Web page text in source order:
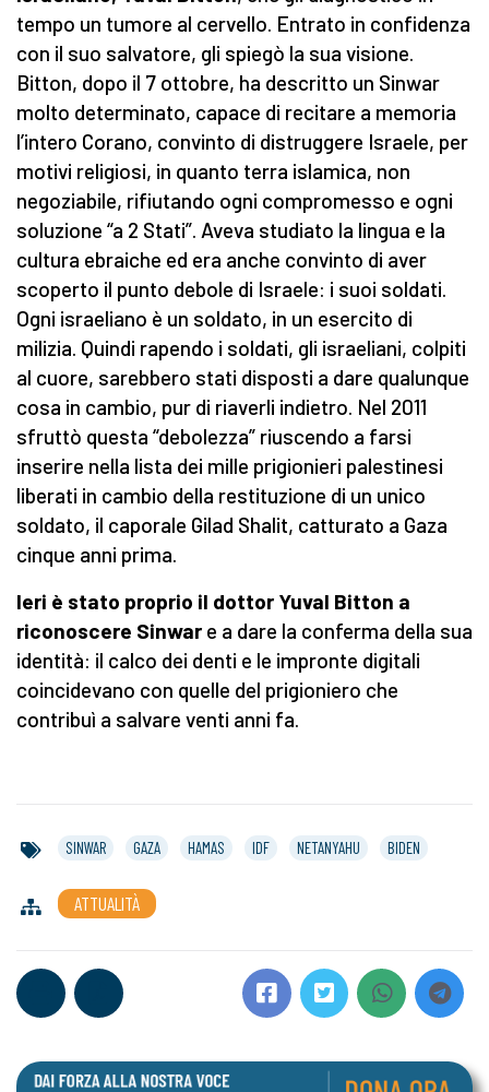
tempo un tumore al cervello. Entrato in confidenza
con il suo salvatore, gli spiegò la sua visione.
Bitton, dopo il 7 ottobre, ha descritto un Sinwar
molto determinato, capace di recitare a memoria
l’intero Corano, convinto di distruggere Israele, per
motivi religiosi, in quanto terra islamica, non
negoziabile, rifiutando ogni compromesso e ogni
soluzione “a 2 Stati”. Aveva studiato la lingua e la
cultura ebraiche ed era anche convinto di aver
scoperto il punto debole di Israele: i suoi soldati.
Ogni israeliano è un soldato, in un esercito di
milizia. Quindi rapendo i soldati, gli israeliani, colpiti
al cuore, sarebbero stati disposti a dare qualunque
cosa in cambio, pur di riaverli indietro. Nel 2011
sfruttò questa “debolezza” riuscendo a farsi
inserire nella lista dei mille prigionieri palestinesi
liberati in cambio della restituzione di un unico
soldato, il caporale Gilad Shalit, catturato a Gaza
cinque anni prima.
Ieri è stato proprio il dottor Yuval Bitton a
riconoscere Sinwar e a dare la conferma della sua
identità: il calco dei denti e le impronte digitali
coincidevano con quelle del prigioniero che
contribuì a salvare venti anni fa.
SINWAR GAZA HAMAS IDF NETANYAHU BIDEN
ATTUALITÀ